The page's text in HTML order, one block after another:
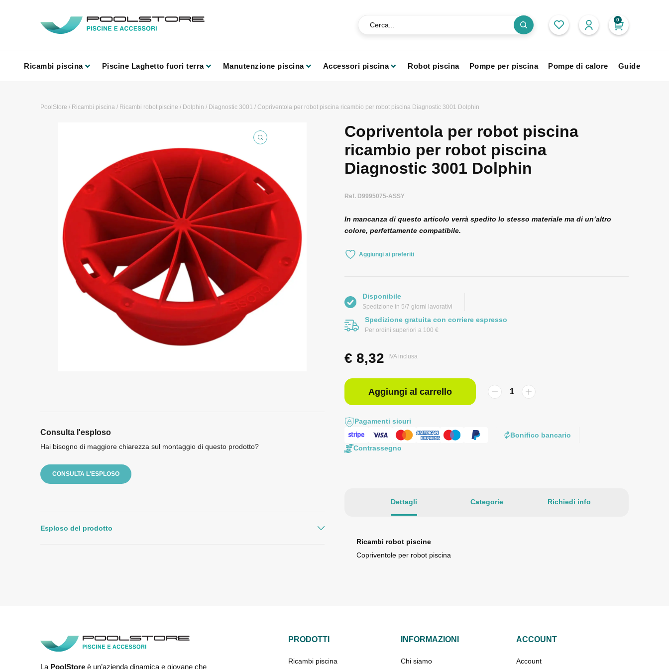
0
Ricambi piscina Piscine Laghetto fuori terra Manutenzione piscina Accessori piscina Robot piscina Pompe per piscina Pompe di calore Guide
PoolStore / Ricambi piscina/ Ricambi robot piscine / Dolphin / Diagnostic 3001 / Copriventola per robot piscina ricambio per robot piscina Diagnostic 3001 Dolphin
Consulta l'esploso
Hai bisogno di maggiore chiarezza sul montaggio di questo prodotto?
CONSULTA L'ESPLOSO
Esploso del prodotto
Copriventola per robot piscina
ricambio per robot piscina
Diagnostic 3001 Dolphin
Ref. D9995075-ASSY
In mancanza di questo articolo verrà spedito lo stesso materiale ma di un’altro
colore, perfettamente compatibile.
Aggiungi ai preferiti
Disponibile
Spedizione in 5/7 giorni lavorativi
Spedizione gratuita con corriere espresso
Per ordini superiori a 100 €
€ 8,32 IVA inclusa
Aggiungi al carrello
Pagamenti sicuri
Bonifico bancario
Contrassegno
Dettagli Categorie Richiedi info
Ricambi robot piscine
Copriventole per robot piscina
La PoolStoreè un’azienda dinamica e giovane che
PRODOTTI
Ricambi piscina
INFORMAZIONI
Chi siamo
ACCOUNT
Account